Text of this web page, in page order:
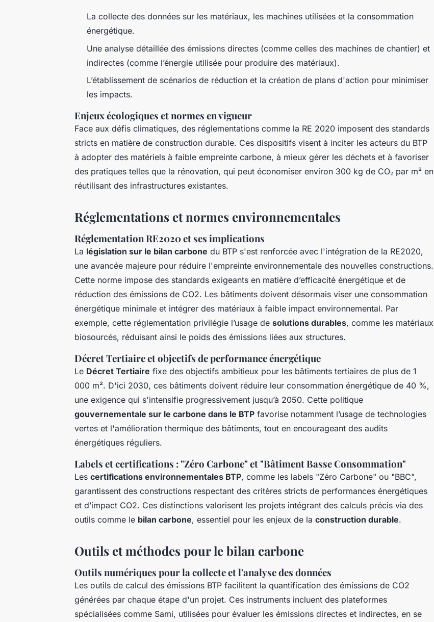
La collecte des données sur les matériaux, les machines utilisées et la consommation
énergétique.
Une analyse détaillée des émissions directes (comme celles des machines de chantier) et
indirectes (comme l’énergie utilisée pour produire des matériaux).
L’établissement de scénarios de réduction et la création de plans d'action pour minimiser
les impacts.
Enjeux écologiques et normes en vigueur
Face aux défis climatiques, des réglementations comme la RE 2020 imposent des standards
stricts en matière de construction durable. Ces dispositifs visent à inciter les acteurs du BTP
à adopter des matériels à faible empreinte carbone, à mieux gérer les déchets et à favoriser
des pratiques telles que la rénovation, qui peut économiser environ 300 kg de CO₂ par m² en
réutilisant des infrastructures existantes.
Réglementations et normes environnementales
Réglementation RE2020 et ses implications
La législation sur le bilan carbone du BTP s'est renforcée avec l'intégration de la RE2020,
une avancée majeure pour réduire l'empreinte environnementale des nouvelles constructions.
Cette norme impose des standards exigeants en matière d’efficacité énergétique et de
réduction des émissions de CO2. Les bâtiments doivent désormais viser une consommation
énergétique minimale et intégrer des matériaux à faible impact environnemental. Par
exemple, cette réglementation privilégie l’usage de solutions durables, comme les matériaux
biosourcés, réduisant ainsi le poids des émissions liées aux structures.
Décret Tertiaire et objectifs de performance énergétique
Le Décret Tertiaire fixe des objectifs ambitieux pour les bâtiments tertiaires de plus de 1
000 m². D'ici 2030, ces bâtiments doivent réduire leur consommation énergétique de 40 %,
une exigence qui s'intensifie progressivement jusqu’à 2050. Cette politique
gouvernementale sur le carbone dans le BTP favorise notamment l’usage de technologies
vertes et l'amélioration thermique des bâtiments, tout en encourageant des audits
énergétiques réguliers.
Labels et certifications : "Zéro Carbone" et "Bâtiment Basse Consommation"
Les certifications environnementales BTP, comme les labels "Zéro Carbone" ou "BBC",
garantissent des constructions respectant des critères stricts de performances énergétiques
et d’impact CO2. Ces distinctions valorisent les projets intégrant des calculs précis via des
outils comme le bilan carbone, essentiel pour les enjeux de la construction durable.
Outils et méthodes pour le bilan carbone
Outils numériques pour la collecte et l'analyse des données
Les outils de calcul des émissions BTP facilitent la quantification des émissions de CO2
générées par chaque étape d'un projet. Ces instruments incluent des plateformes
spécialisées comme Sami, utilisées pour évaluer les émissions directes et indirectes, en se